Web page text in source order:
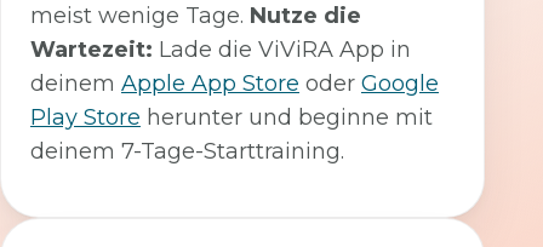
meist wenige Tage. Nutze die
Wartezeit: Lade die ViViRA App in
deinem Apple App Store oder Google
Play Store herunter und beginne mit
deinem 7-Tage-Starttraining.